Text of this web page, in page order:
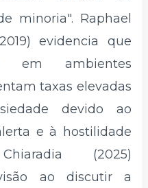
minoria". Raphael
evidencia que
em ambientes
taxas elevadas
devido ao
e à hostilidade
(2025)
ao discutir a